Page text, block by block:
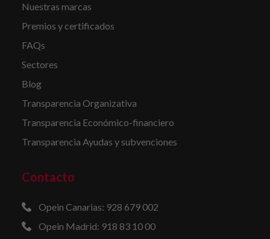
Nuestras marcas
Premios y certificados
FAQs
Sectores
Blog
Transparencia Organizativa
Transparencia Económico-financiero
Transparencia Ayudas y subvenciones
Contacto
Opein Canarias: 928 679 002
Opein Madrid: 918 83 10 00